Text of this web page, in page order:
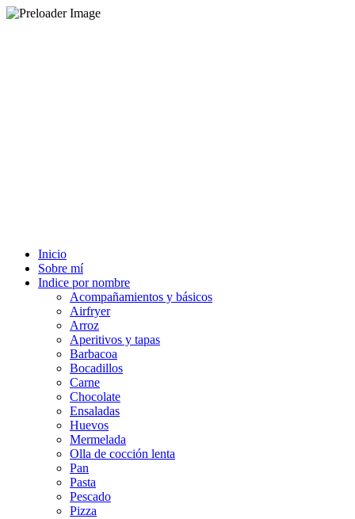
Inicio
Sobre mí
Indice por nombre
Acompañamientos y básicos
Airfryer
Arroz
Aperitivos y tapas
Barbacoa
Bocadillos
Carne
Chocolate
Ensaladas
Huevos
Mermelada
Olla de cocción lenta
Pan
Pasta
Pescado
Pizza